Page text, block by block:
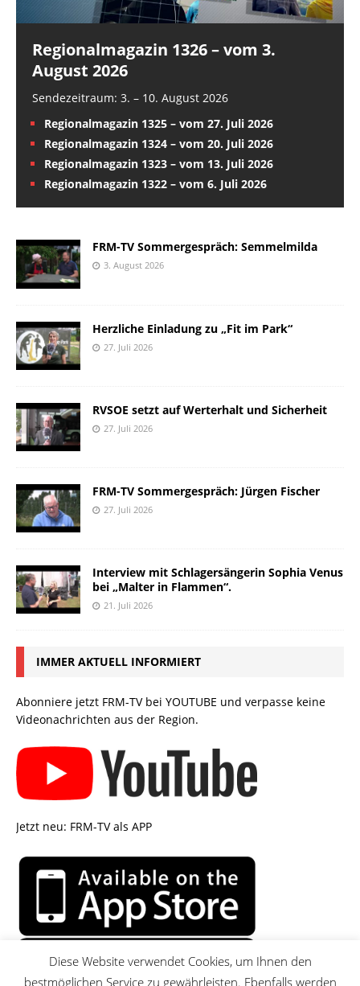
Regionalmagazin 1326 – vom 3.
August 2026
Sendezeitraum: 3. – 10. August 2026
Regionalmagazin 1325 – vom 27. Juli 2026
Regionalmagazin 1324 – vom 20. Juli 2026
Regionalmagazin 1323 – vom 13. Juli 2026
Regionalmagazin 1322 – vom 6. Juli 2026
FRM-TV Sommergespräch: Semmelmilda
3. August 2026
Herzliche Einladung zu „Fit im Park“
27. Juli 2026
RVSOE setzt auf Werterhalt und Sicherheit
27. Juli 2026
FRM-TV Sommergespräch: Jürgen Fischer
27. Juli 2026
Interview mit Schlagersängerin Sophia Venus
bei „Malter in Flammen“.
21. Juli 2026
IMMER AKTUELL INFORMIERT
Abonniere jetzt FRM-TV bei YOUTUBE und verpasse keine
Videonachrichten aus der Region.
Jetzt neu: FRM-TV als APP
Diese Website verwendet Cookies, um Ihnen den
bestmöglichen Service zu gewährleisten. Ebenfalls werden